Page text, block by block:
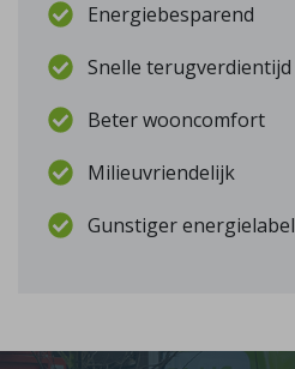
Energiebesparend
Snelle terugverdientijd
Beter wooncomfort
Milieuvriendelijk
Gunstiger energielabel